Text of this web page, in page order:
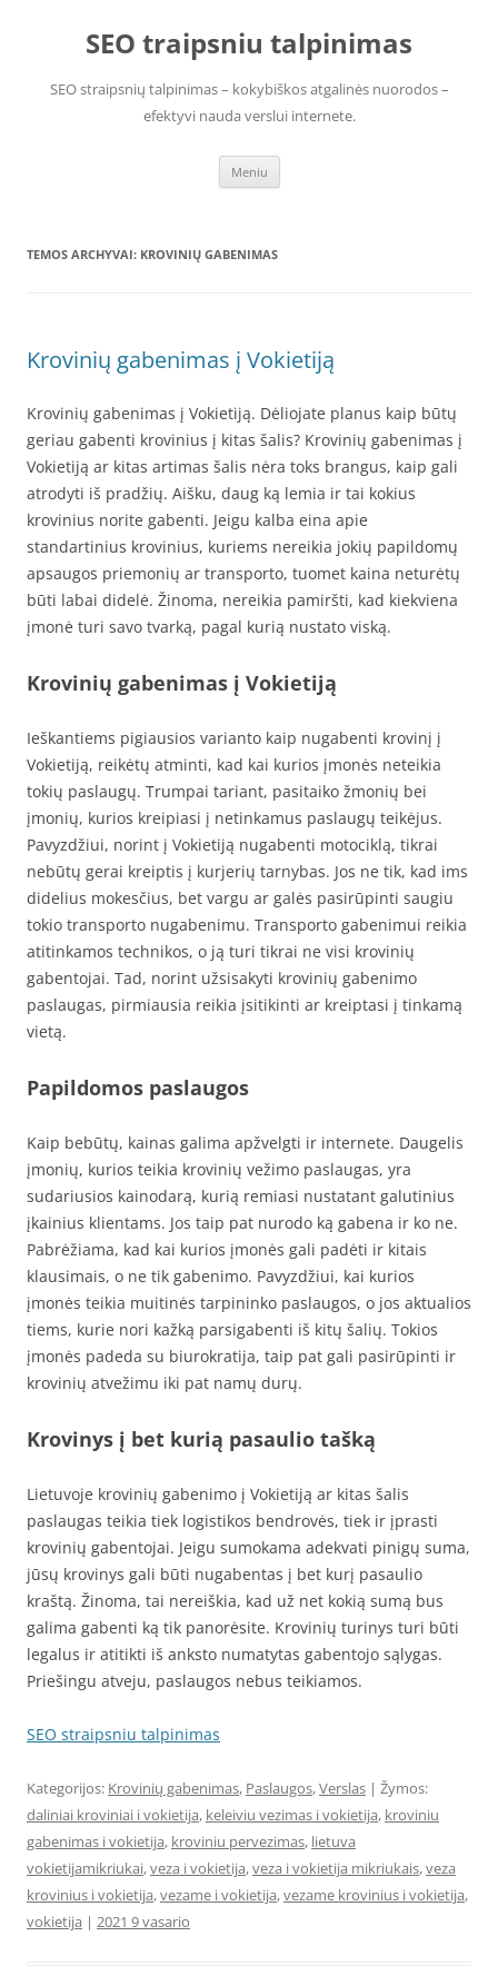
SEO traipsniu talpinimas
SEO straipsnių talpinimas – kokybiškos atgalinės nuorodos –
efektyvi nauda verslui internete.
Meniu
TEMOS ARCHYVAI: KROVINIŲ GABENIMAS
Krovinių gabenimas į Vokietiją
Krovinių gabenimas į Vokietiją. Dėliojate planus kaip būtų
geriau gabenti krovinius į kitas šalis? Krovinių gabenimas į
Vokietiją ar kitas artimas šalis nėra toks brangus, kaip gali
atrodyti iš pradžių. Aišku, daug ką lemia ir tai kokius
krovinius norite gabenti. Jeigu kalba eina apie
standartinius krovinius, kuriems nereikia jokių papildomų
apsaugos priemonių ar transporto, tuomet kaina neturėtų
būti labai didelė. Žinoma, nereikia pamiršti, kad kiekviena
įmonė turi savo tvarką, pagal kurią nustato viską.
Krovinių gabenimas į Vokietiją
Ieškantiems pigiausios varianto kaip nugabenti krovinį į
Vokietiją, reikėtų atminti, kad kai kurios įmonės neteikia
tokių paslaugų. Trumpai tariant, pasitaiko žmonių bei
įmonių, kurios kreipiasi į netinkamus paslaugų teikėjus.
Pavyzdžiui, norint į Vokietiją nugabenti motociklą, tikrai
nebūtų gerai kreiptis į kurjerių tarnybas. Jos ne tik, kad ims
didelius mokesčius, bet vargu ar galės pasirūpinti saugiu
tokio transporto nugabenimu. Transporto gabenimui reikia
atitinkamos technikos, o ją turi tikrai ne visi krovinių
gabentojai. Tad, norint užsisakyti krovinių gabenimo
paslaugas, pirmiausia reikia įsitikinti ar kreiptasi į tinkamą
vietą.
Papildomos paslaugos
Kaip bebūtų, kainas galima apžvelgti ir internete. Daugelis
įmonių, kurios teikia krovinių vežimo paslaugas, yra
sudariusios kainodarą, kurią remiasi nustatant galutinius
įkainius klientams. Jos taip pat nurodo ką gabena ir ko ne.
Pabrėžiama, kad kai kurios įmonės gali padėti ir kitais
klausimais, o ne tik gabenimo. Pavyzdžiui, kai kurios
įmonės teikia muitinės tarpininko paslaugos, o jos aktualios
tiems, kurie nori kažką parsigabenti iš kitų šalių. Tokios
įmonės padeda su biurokratija, taip pat gali pasirūpinti ir
krovinių atvežimu iki pat namų durų.
Krovinys į bet kurią pasaulio tašką
Lietuvoje krovinių gabenimo į Vokietiją ar kitas šalis
paslaugas teikia tiek logistikos bendrovės, tiek ir įprasti
krovinių gabentojai. Jeigu sumokama adekvati pinigų suma,
jūsų krovinys gali būti nugabentas į bet kurį pasaulio
kraštą. Žinoma, tai nereiškia, kad už net kokią sumą bus
galima gabenti ką tik panorėsite. Krovinių turinys turi būti
legalus ir atitikti iš anksto numatytas gabentojo sąlygas.
Priešingu atveju, paslaugos nebus teikiamos.
SEO straipsniu talpinimas
Kategorijos: Krovinių gabenimas, Paslaugos,Verslas | Žymos:
daliniai kroviniai i vokietija, keleiviu vezimas i vokietija, kroviniu
gabenimas i vokietija, kroviniu pervezimas, lietuva
vokietijamikriukai,veza i vokietija,veza i vokietija mikriukais,veza
krovinius i vokietija,vezame i vokietija,vezame krovinius i vokietija,
vokietija | 2021 9 vasario